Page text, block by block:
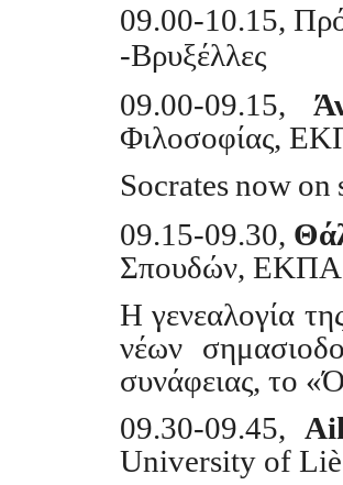
09.00-10.15,
-Βρυξέλλες
09.00-09.15,
Φιλοσοφίας,
Socratesnow on
09.15-09.30,
Σπουδών, ΕΚΠΑ
Η γενεαλογία
νέων
συνάφειας, το
09.30-09.45,
University of